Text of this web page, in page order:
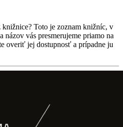
Toto je zoznam knižníc, v
vás presmerujeme priamo na
overiť jej dostupnosť a prípadne ju